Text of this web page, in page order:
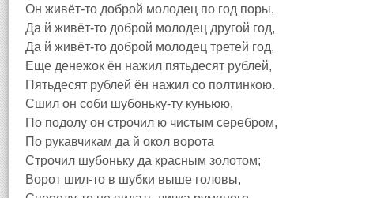
Он живёт-то доброй молодец по год поры,
Да й живёт-то доброй молодец другой год,
Да й живёт-то доброй молодец третей год,
Еще денежок ён нажил пятьдесят рублей,
Пятьдесят рублей ён нажил со полтинкою.
Сшил он соби шубоньку-ту куньюю,
По подолу он строчил ю чистым серебром,
По рукавчикам да й окол ворота
Строчил шубоньку да красным золотом;
Ворот шил-то в шубки выше головы,